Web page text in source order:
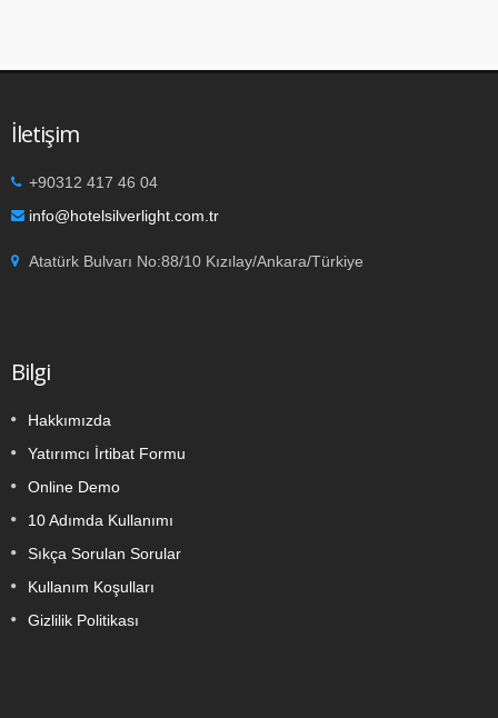
İletişim
+90312 417 46 04
info@hotelsilverlight.com.tr
Atatürk Bulvarı No:88/10 Kızılay/Ankara/Türkiye
Bilgi
Hakkımızda
Yatırımcı İrtibat Formu
Online Demo
10 Adımda Kullanımı
Sıkça Sorulan Sorular
Kullanım Koşulları
Gizlilik Politikası